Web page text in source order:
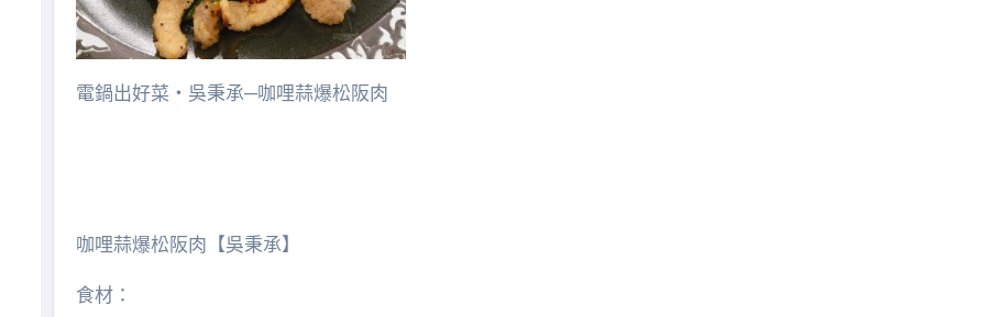
電鍋出好菜‧吳秉承─咖哩蒜爆松阪肉
咖哩蒜爆松阪肉【吳秉承】
食材：